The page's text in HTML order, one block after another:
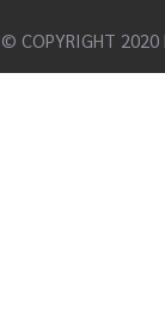
© COPYRIGHT 2020